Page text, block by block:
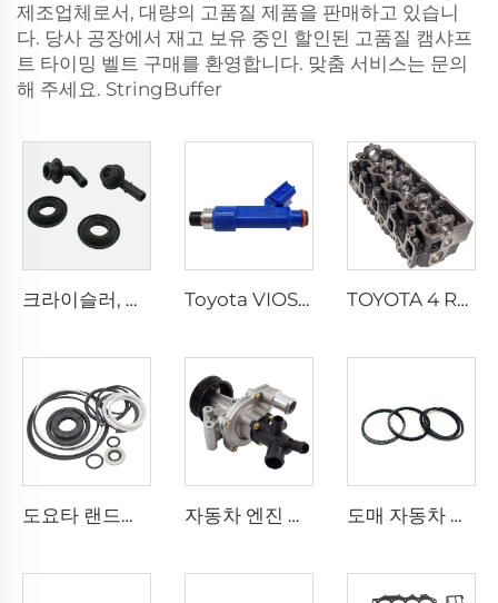
제조업체로서, 대량의 고품질 제품을 판매하고 있습니
다. 당사 공장에서 재고 보유 중인 할인된 고품질 캠샤프
트 타이밍 벨트 구매를 환영합니다. 맞춤 서비스는 문의
해 주세요. StringBuffer
크라이슬러, 닷지, 지프, 그랜드 체로키 스프린터 모델용 신형 PCV 밸브 킷 53013360AA Toyota VIOS 및 YARIS 1.3, 1.5용 신형 자동차 엔진 시스템 인젝터 노즐 23209-21040 TOYOTA 4 RUNNER, Dyna, HIACE, HILUX, LAND CRUISER 2.8L 차량용 고성능 3L 엔진 실린더 헤드 커버 11101-54131
도요타 랜드크루저 전용 오토 파츠 도매 파워 스티어링 펌프 수리 키트 04445-66050 자동차 엔진 부품 냉각 시스템 BK3Q-8A558-GC 워터펌프 어셈블리 BK3Q8A558GC, 포드 레인저 3.2용 워터펌프 도매 자동차 부품 1GR 엔진 13011-31100 13013-31100 피스톤 링 세트, 토요타 4 RUNNER FJ 크루저 타운다 4.0용